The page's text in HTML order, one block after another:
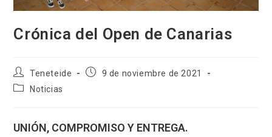
Crónica del Open de Canarias
Autor
de
la
Teneteide
Publicación
9 de noviembre de 2021
Categoría
entrada:
Noticias
UNIÓN, COMPROMISO Y ENTREGA.